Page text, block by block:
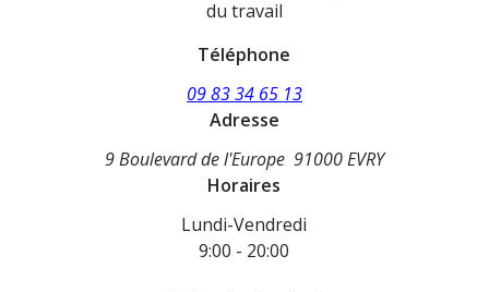
du travail
Téléphone
09 83 34 65 13
Adresse
9 Boulevard de l'Europe 91000 EVRY
Horaires
Lundi-Vendredi
9:00 - 20:00